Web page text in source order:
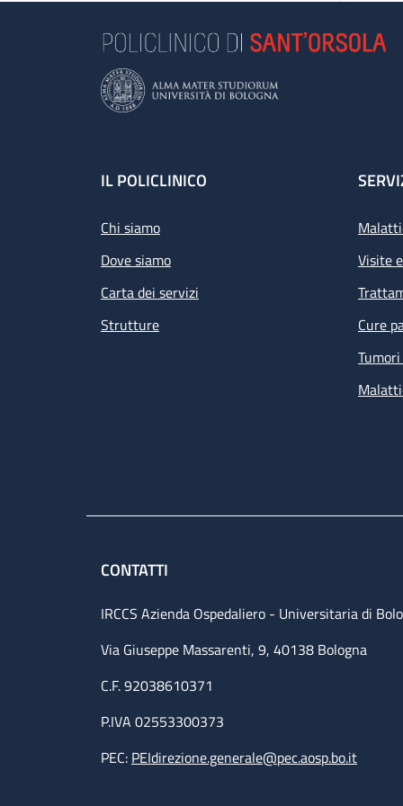
Footer
IL POLICLINICO
Chi siamo
Dove siamo
Carta dei servizi
Strutture
Visite
Cure
CONTATTI
IRCCS Azienda Ospedaliero - Universitaria di
Via Giuseppe Massarenti, 9, 40138 Bologna
C.F. 92038610371
P.IVA 02553300373
PEC: PEIdirezione.generale@pec.aosp.bo.it